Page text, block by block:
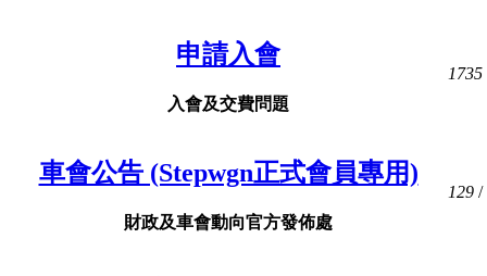
申請入會
入會及交費問題
1735
車會公告 (Stepwgn正式會員專用)
財政及車會動向官方發佈處
129 /